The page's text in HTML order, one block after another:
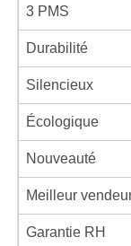
3 PMS
Durabilité
Silencieux
Écologique
Nouveauté
Meilleur
Garantie RH